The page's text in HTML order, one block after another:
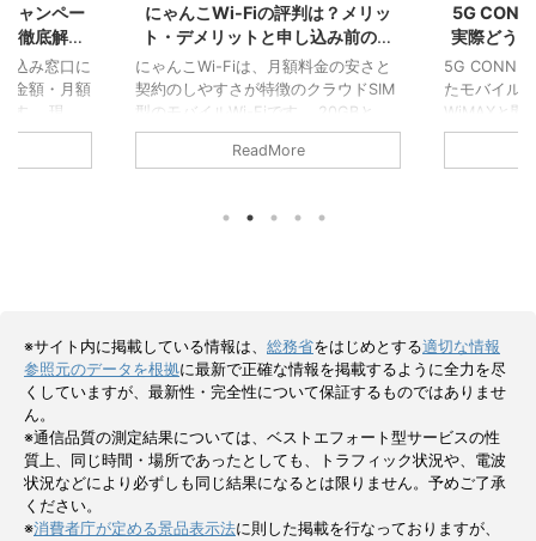
ャンペー
徹底解説
】
込み窓口に
金額・月額
す。 現
トでは、条
キャッシュ
向け特
ーン ...
にゃんこWi-Fiの評判は？メリッ
ト・デメリットと申し込み前の確
認ポイントを解説
にゃんこWi-Fiは、月額料金の安さと
契約のしやすさが特徴のクラウドSIM
型のモバイルWi-Fiです。 20GBと
100GBの容量から選べるほか、6ヶ月
契約プランと縛りなしプランが用意さ
末はレンタルのため購入費用を抑えや
＼100GBを低価格で利用可能！／ に
ゃんこWi-Fiは安さと契約の柔軟さが
特徴のク ...
ReadMore
5G
実際どう
5G
たモバイル
WiMAXと聞
型ルーター
用が変わり
プランあり
...
※サイト内に掲載している情報は、 総務省をはじめとする適切な情報
参照元のデータを根拠に最新で正確な情報を掲載するように全力を尽
くしていますが、最新性・完全性について保証するものではありませ
ん。
※通信品質の測定結果については、ベストエフォート型サービスの性
質上、同じ時間・場所であったとしても、トラフィック状況や、電波
状況などにより必ずしも同じ結果になるとは限りません。予めご了承
ください。
※消費者庁が定める景品表示法に則した掲載を行なっておりますが、